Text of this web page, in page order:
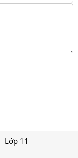
Lớp 11